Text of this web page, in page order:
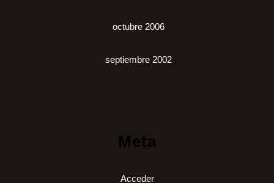
octubre 2006
septiembre 2002
Meta
Acceder